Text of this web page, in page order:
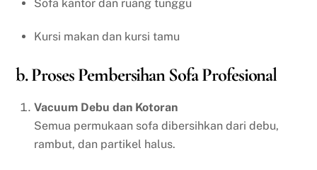
Sofa kantor dan ruang tunggu
Kursi makan dan kursi tamu
b. Proses Pembersihan Sofa Profesional
Vacuum Debu dan Kotoran
Semua permukaan sofa dibersihkan dari debu,
rambut, dan partikel halus.